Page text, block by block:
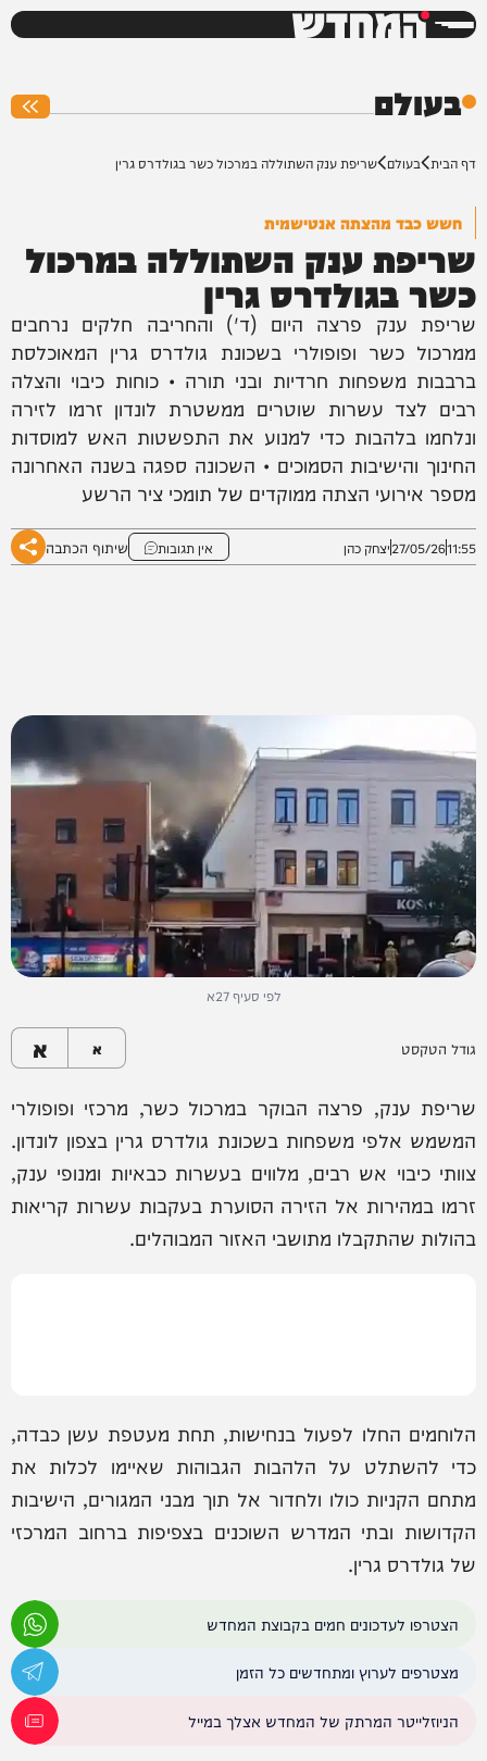
המחדש
בעולם
דף הבית בעולם שריפת ענק השתוללה במרכול כשר בגולדרס גרין
חשש כבד מהצתה אנטישמית
שריפת ענק השתוללה במרכול
כשר בגולדרס גרין
שריפת ענק פרצה היום (ד') והחריבה חלקים נרחבים
ממרכול כשר ופופולרי בשכונת גולדרס גרין המאוכלסת
ברבבות משפחות חרדיות ובני תורה • כוחות כיבוי והצלה
רבים לצד עשרות שוטרים ממשטרת לונדון זרמו לזירה
ונלחמו בלהבות כדי למנוע את התפשטות האש למוסדות
החינוך והישיבות הסמוכים • השכונה ספגה בשנה האחרונה
מספר אירועי הצתה ממוקדים של תומכי ציר הרשע
11:55
27/05/26יצחק כהן אין תגובות שיתוף הכתבה
לפי סעיף 27א
גודל הטקסט א א
שריפת ענק, פרצה הבוקר במרכול כשר, מרכזי ופופולרי
המשמש אלפי משפחות בשכונת גולדרס גרין בצפון לונדון.
צוותי כיבוי אש רבים, מלווים בעשרות כבאיות ומנופי ענק,
זרמו במהירות אל הזירה הסוערת בעקבות עשרות קריאות
בהולות שהתקבלו מתושבי האזור המבוהלים.
הלוחמים החלו לפעול בנחישות, תחת מעטפת עשן כבדה,
כדי להשתלט על הלהבות הגבוהות שאיימו לכלות את
מתחם הקניות כולו ולחדור אל תוך מבני המגורים, הישיבות
הקדושות ובתי המדרש השוכנים בצפיפות ברחוב המרכזי
של גולדרס גרין.
הצטרפו לעדכונים חמים בקבוצת המחדש
מצטרפים לערוץ ומתחדשים כל הזמן
הניוזלייטר המרתק של המחדש אצלך במייל